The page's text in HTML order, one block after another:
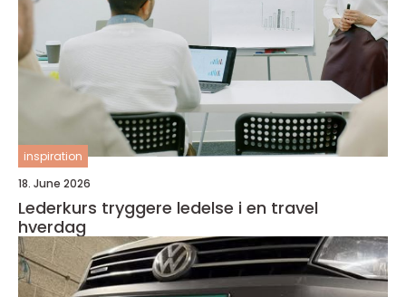
inspiration
18. June 2026
Lederkurs tryggere ledelse i en travel
hverdag